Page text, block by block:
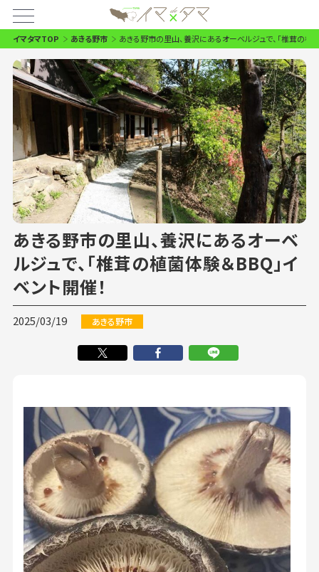
イマタマTOP あきる野市 あきる野市の里山、養沢にあるオーベルジュで、「椎茸の植
あきる野市の里山、養沢にあるオーベ
ルジュで、「椎茸の植菌体験＆BBQ」イ
ベント開催！
2025/03/19 あきる野市